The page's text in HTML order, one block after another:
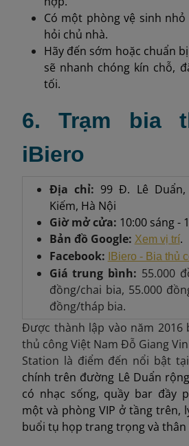
Có một phòng vệ sinh
hỏi chủ nhà.
Hãy đến sớm hoặc chuẩn
sẽ nhanh chóng kín chỗ,
tối.
6. Trạm bia
iBiero
Địa chỉ: 99 Đ. Lê
Kiếm, Hà Nội
Giờ mở cửa: 10:00 sáng -
Bản đồ Google: Xem vị trí.
Facebook:
IBiero - Bia thủ
Giá trung bình: 55.000
đồng/chai bia, 55.000
đồng/tháp bia.
Được thành lập vào năm 2016
thủ công Việt Nam Đỗ Giang
Station là điểm đến nổi bật
chính trên đường Lê Duẩn
có nhạc sống, quầy bar đầy
một và phòng VIP ở tầng trên,
buổi tụ họp trang trọng và thân